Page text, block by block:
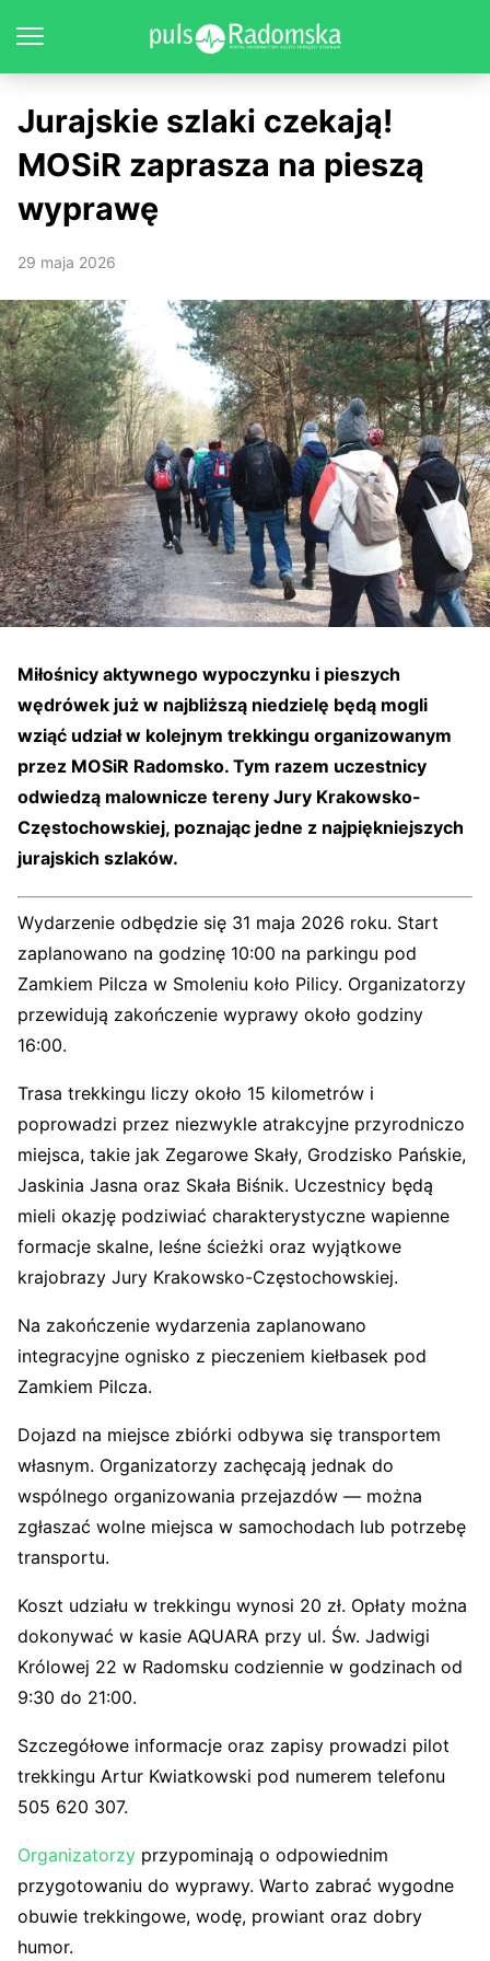
Jurajskie szlaki czekają!
MOSiR zaprasza na pieszą
wyprawę
29 maja 2026
Miłośnicy aktywnego wypoczynku i pieszych
wędrówek już w najbliższą niedzielę będą mogli
wziąć udział w kolejnym trekkingu organizowanym
przez MOSiR Radomsko. Tym razem uczestnicy
odwiedzą malownicze tereny Jury Krakowsko-
Częstochowskiej, poznając jedne z najpiękniejszych
jurajskich szlaków.
Wydarzenie odbędzie się 31 maja 2026 roku. Start
zaplanowano na godzinę 10:00 na parkingu pod
Zamkiem Pilcza w Smoleniu koło Pilicy. Organizatorzy
przewidują zakończenie wyprawy około godziny
16:00.
Trasa trekkingu liczy około 15 kilometrów i
poprowadzi przez niezwykle atrakcyjne przyrodniczo
miejsca, takie jak Zegarowe Skały, Grodzisko Pańskie,
Jaskinia Jasna oraz Skała Biśnik. Uczestnicy będą
mieli okazję podziwiać charakterystyczne wapienne
formacje skalne, leśne ścieżki oraz wyjątkowe
krajobrazy Jury Krakowsko-Częstochowskiej.
Na zakończenie wydarzenia zaplanowano
integracyjne ognisko z pieczeniem kiełbasek pod
Zamkiem Pilcza.
Dojazd na miejsce zbiórki odbywa się transportem
własnym. Organizatorzy zachęcają jednak do
wspólnego organizowania przejazdów — można
zgłaszać wolne miejsca w samochodach lub potrzebę
transportu.
Koszt udziału w trekkingu wynosi 20 zł. Opłaty można
dokonywać w kasie AQUARA przy ul. Św. Jadwigi
Królowej 22 w Radomsku codziennie w godzinach od
9:30 do 21:00.
Szczegółowe informacje oraz zapisy prowadzi pilot
trekkingu Artur Kwiatkowski pod numerem telefonu
505 620 307.
Organizatorzy przypominają o odpowiednim
przygotowaniu do wyprawy. Warto zabrać wygodne
obuwie trekkingowe, wodę, prowiant oraz dobry
humor.